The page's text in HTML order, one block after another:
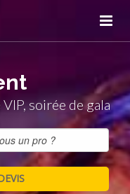
soirée de gala